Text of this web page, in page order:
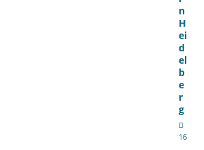
n
H
ei
d
el
b
e
r
g
16